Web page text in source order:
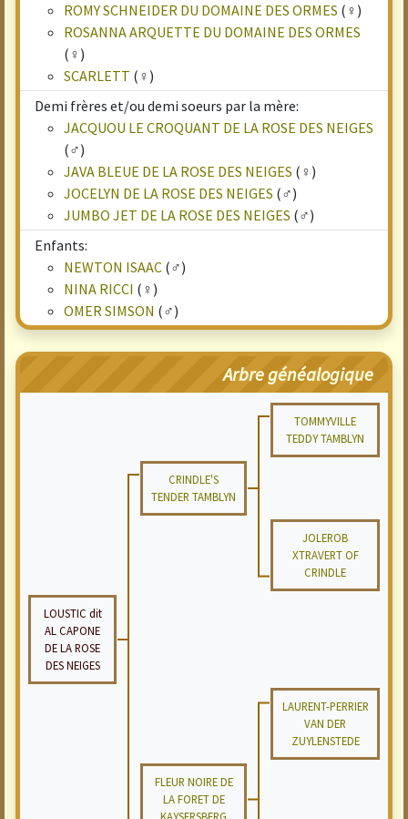
ROMY SCHNEIDER DU DOMAINE DES ORMES (♀)
ROSANNA ARQUETTE DU DOMAINE DES ORMES
(♀)
SCARLETT (♀)
Demi frères et/ou demi soeurs par la mère:
JACQUOU LE CROQUANT DE LA ROSE DES NEIGES
(♂)
JAVA BLEUE DE LA ROSE DES NEIGES (♀)
JOCELYN DE LA ROSE DES NEIGES (♂)
JUMBO JET DE LA ROSE DES NEIGES (♂)
Enfants:
NEWTON ISAAC (♂)
NINA RICCI (♀)
OMER SIMSON (♂)
Arbre généalogique
TOMMYVILLE
TEDDY TAMBLYN
CRINDLE'S
TENDER TAMBLYN
JOLEROB
XTRAVERT OF
CRINDLE
LOUSTIC dit
AL CAPONE
DE LA ROSE
DES NEIGES
LAURENT-PERRIER
VAN DER
ZUYLENSTEDE
FLEUR NOIRE DE
LA FORET DE